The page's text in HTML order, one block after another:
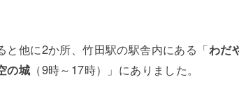
と他に2か所、竹田駅の駅舎内にある「わだ
の城 （9時～17時）」にありました。